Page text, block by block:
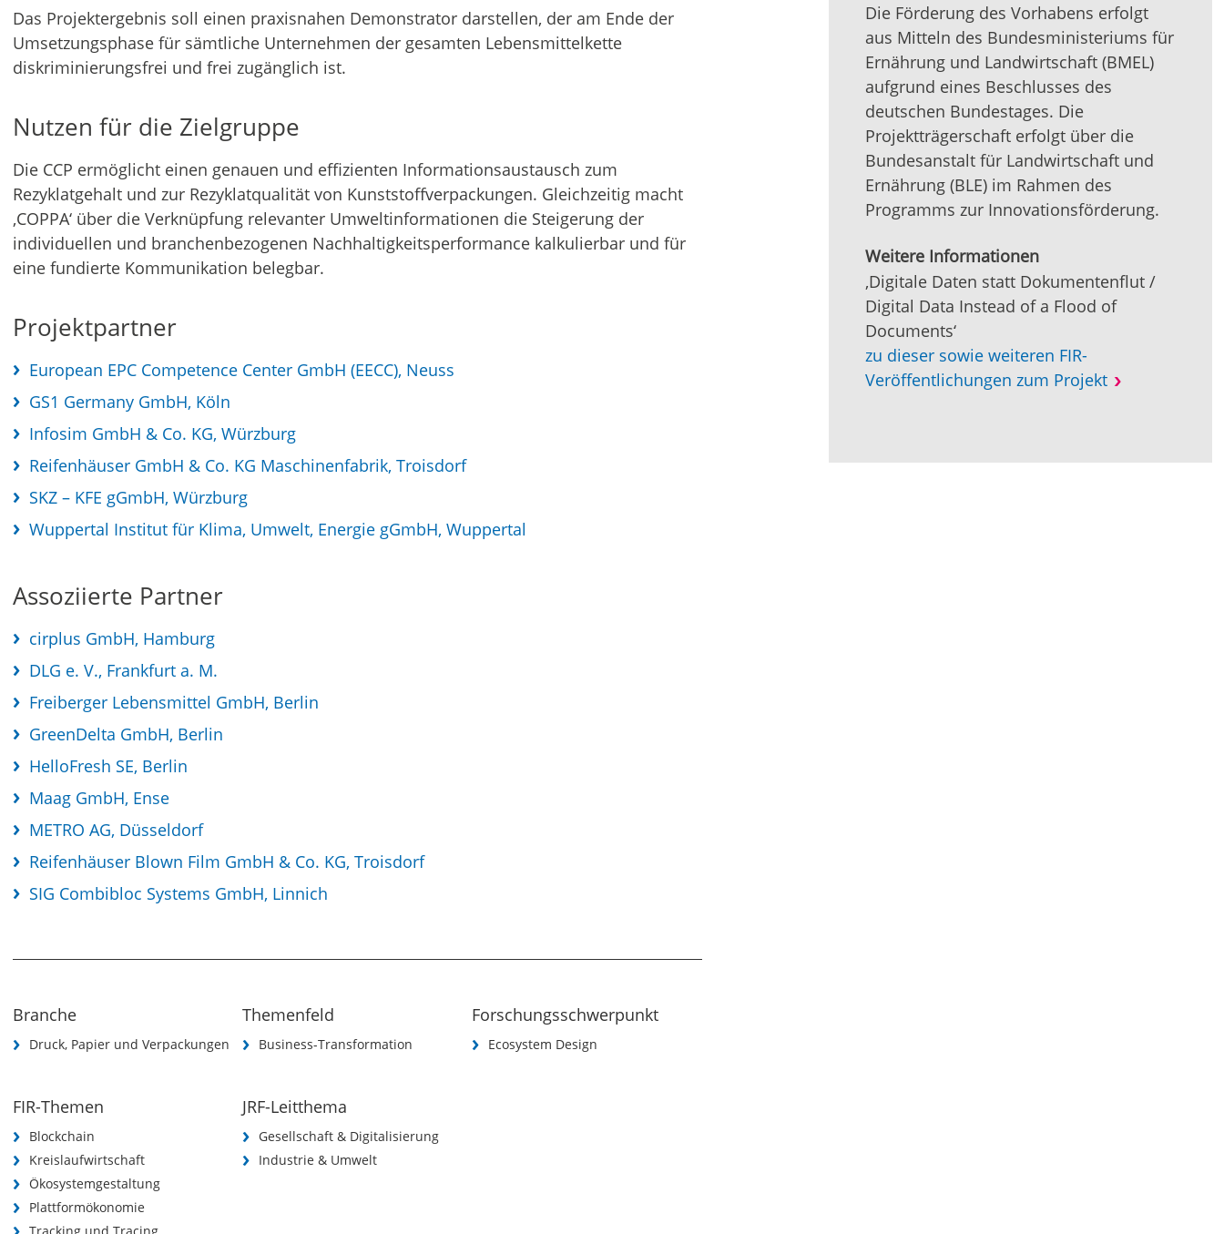
Das Projektergebnis soll einen praxisnahen Demonstrator darstellen, der am Ende der
Umsetzungsphase für sämtliche Unternehmen der gesamten Lebensmittelkette
diskriminierungsfrei und frei zugänglich ist.
Nutzen für die Zielgruppe
Die CCP ermöglicht einen genauen und effizienten Informationsaustausch zum
Rezyklatgehalt und zur Rezyklatqualität von Kunststoffverpackungen. Gleichzeitig macht
‚COPPA‘ über die Verknüpfung relevanter Umweltinformationen die Steigerung der
individuellen und branchenbezogenen Nachhaltigkeitsperformance kalkulierbar und für
eine fundierte Kommunikation belegbar.
Projektpartner
European EPC Competence Center GmbH (EECC), Neuss
GS1 Germany GmbH, Köln
Infosim GmbH & Co. KG, Würzburg
Reifenhäuser GmbH & Co. KG Maschinenfabrik, Troisdorf
SKZ – KFE gGmbH, Würzburg
Wuppertal Institut für Klima, Umwelt, Energie gGmbH, Wuppertal
Assoziierte Partner
cirplus GmbH, Hamburg
DLG e. V., Frankfurt a. M.
Freiberger Lebensmittel GmbH, Berlin
GreenDelta GmbH, Berlin
HelloFresh SE, Berlin
Maag GmbH, Ense
METRO AG, Düsseldorf
Reifenhäuser Blown Film GmbH & Co. KG, Troisdorf
SIG Combibloc Systems GmbH, Linnich
Branche
Druck, Papier und Verpackungen
Themenfeld
Business-Transformation
Forschungsschwerpunkt
Ecosystem Design
FIR-Themen
Blockchain
Kreislaufwirtschaft
Ökosystemgestaltung
Plattformökonomie
JRF-Leitthema
Gesellschaft & Digitalisierung
Industrie & Umwelt
Die Förderung des Vorhabens erfolgt
aus Mitteln des Bundesministeriums für
Ernährung und Landwirtschaft (BMEL)
aufgrund eines Beschlusses des
deutschen Bundestages. Die
Projektträgerschaft erfolgt über die
Bundesanstalt für Landwirtschaft und
Ernährung (BLE) im Rahmen des
Programms zur Innovationsförderung.
Weitere Informationen
‚Digitale Daten statt Dokumentenflut /
Digital Data Instead of a Flood of
Documents‘
zu dieser sowie weiteren FIR-
Veröffentlichungen zum Projekt